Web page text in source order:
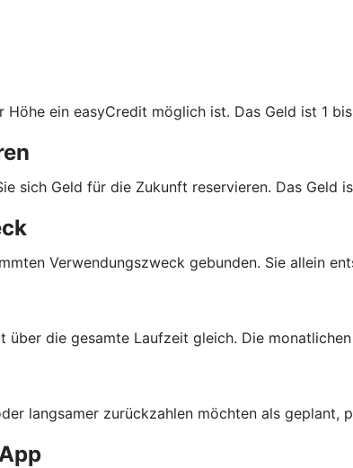
ein easyCredit möglich ist. Das Geld ist 1
sich Geld für die Zukunft reservieren. Das Geld
Verwendungszweck gebunden. Sie allein
die gesamte Laufzeit gleich. Die
langsamer zurückzahlen möchten als geplant,